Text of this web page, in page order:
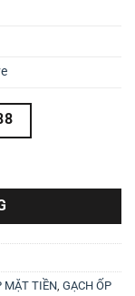
MẶT TIỀN, GẠCH ỐP